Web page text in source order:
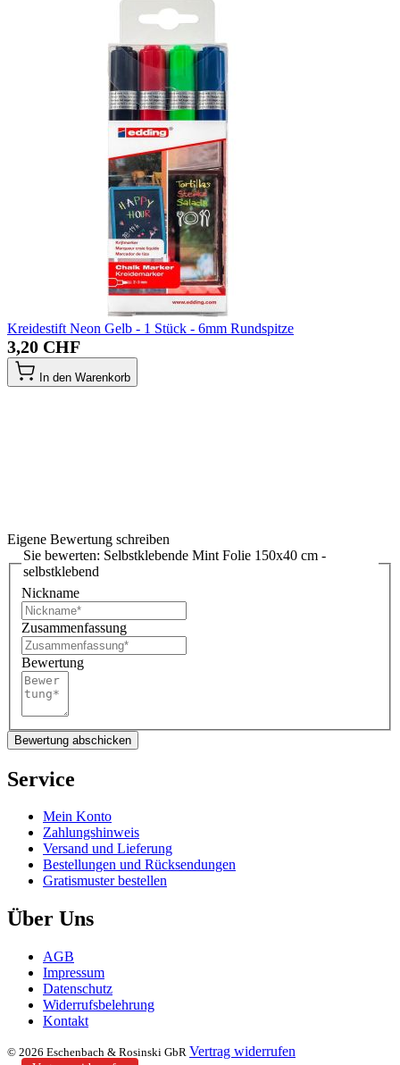
Kreidestift Neon Gelb - 1 Stück - 6mm Rundspitze
3,20 CHF
In den Warenkorb
Eigene Bewertung schreiben
Sie bewerten: Selbstklebende Mint Folie 150x40 cm -
selbstklebend
Nickname
Zusammenfassung
Bewertung
Bewertung abschicken
Service
Mein Konto
Zahlungshinweis
Versand und Lieferung
Bestellungen und Rücksendungen
Gratismuster bestellen
Über Uns
AGB
Impressum
Datenschutz
Widerrufsbelehrung
Kontakt
© 2026 Eschenbach & Rosinski GbR Vertrag widerrufen